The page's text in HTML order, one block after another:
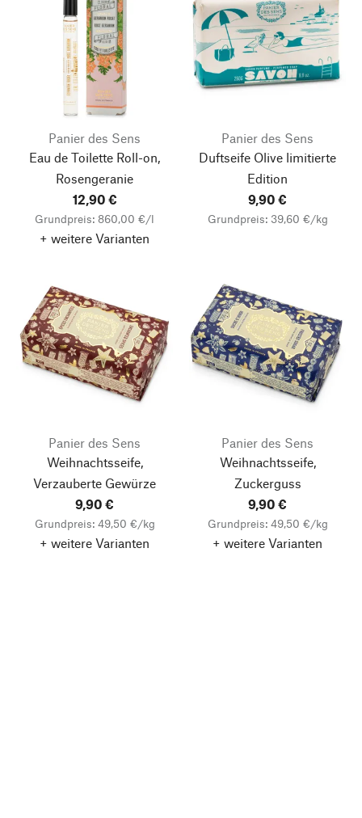
Panier des Sens
Eau de Toilette Roll-on,
Rosengeranie
12,90 €
Grundpreis: 860,00 €/l
+ weitere Varianten
Panier des Sens
Duftseife Olive limitierte
Edition
9,90 €
Grundpreis: 39,60 €/kg
Panier des Sens
Weihnachtsseife,
Verzauberte Gewürze
9,90 €
Grundpreis: 49,50 €/kg
+ weitere Varianten
Panier des Sens
Weihnachtsseife,
Zuckerguss
9,90 €
Grundpreis: 49,50 €/kg
+ weitere Varianten